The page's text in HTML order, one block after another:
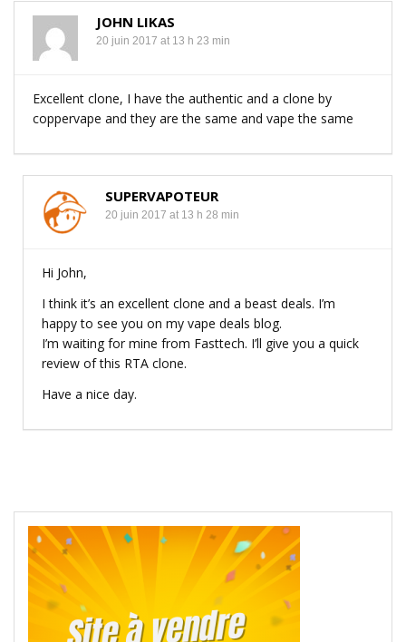
JOHN LIKAS
20 juin 2017 at 13 h 23 min
Excellent clone, I have the authentic and a clone by
coppervape and they are the same and vape the same
SUPERVAPOTEUR
20 juin 2017 at 13 h 28 min
Hi John,
I think it’s an excellent clone and a beast deals. I’m
happy to see you on my vape deals blog.
I’m waiting for mine from Fasttech. I’ll give you a quick
review of this RTA clone.
Have a nice day.